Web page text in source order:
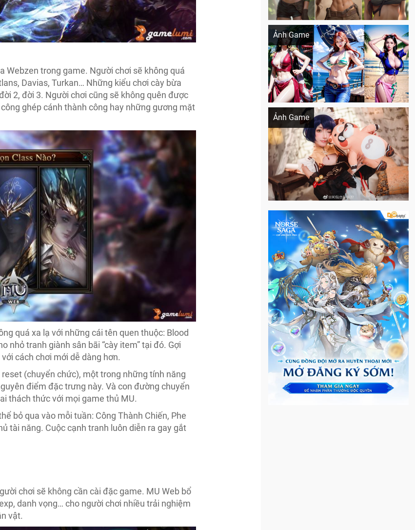
Webzen trong game. Người chơi sẽ không quá
Davias, Turkan… Những kiểu chơi cày bừa
2, đời 3. Người chơi cũng sẽ không quên được
ghép cánh thành công hay những gương mặt
quá xa lạ với những cái tên quen thuộc: Blood
nhỏ tranh giành sân bãi “cày item” tại đó. Gợi
cách chơi mới dễ dàng hơn.
(chuyển chức), một trong những tính năng
điểm đặc trưng này. Và con đường chuyển
thách thức với mọi game thủ MU.
bỏ qua vào mỗi tuần: Công Thành Chiến, Phe
tài năng. Cuộc cạnh tranh luôn diễn ra gay gắt
chơi sẽ không cần cài đặc game. MU Web bổ
danh vọng… cho người chơi nhiều trải nghiệm
vật.
Ảnh Game
Khi AI Cosplay gái đẹp One Piece
Ảnh Game
Cosplay Xiangling siêu cute